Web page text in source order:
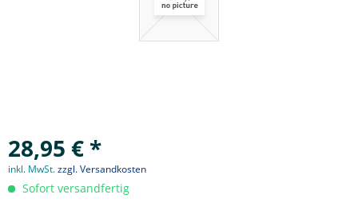
28,95 € *
inkl. MwSt.zzgl. Versandkosten
Sofort versandfertig